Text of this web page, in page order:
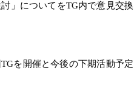
についてをTG内で意見交換
を開催と今後の下期活動予定